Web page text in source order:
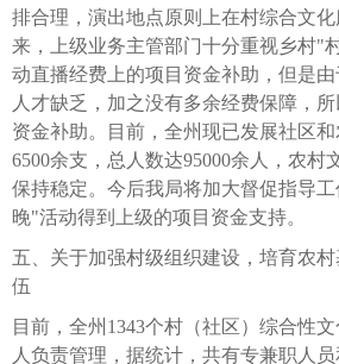
排合理，演出地点原则上在村综合文
来，上级业务主管部门十分重视乡村"
动直播经费上的项目资金补助，但是
人才缺乏，加之没有多余经费保障，
资金补助。目前，全州现已发展社区
6500余支，总人数达95000余人，农村
保持稳定。今后我局将加大督促指导
晚"活动得到上级的项目资金支持。
五、关于加强村级组织建设，培育农
伍
目前，全州1343个村（社区）综合性
人负责管理，据统计，共有专兼职人